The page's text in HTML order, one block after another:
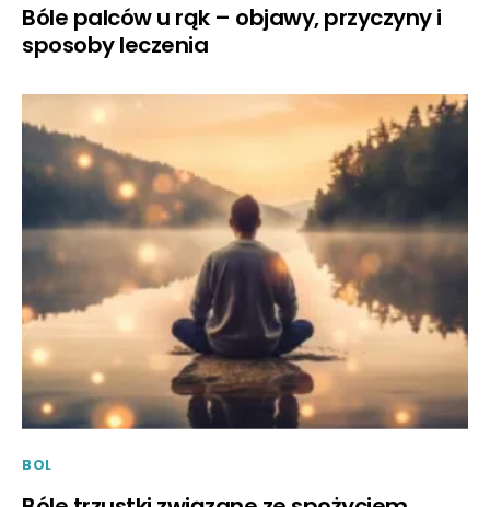
Bóle palców u rąk – objawy, przyczyny i
sposoby leczenia
BOL